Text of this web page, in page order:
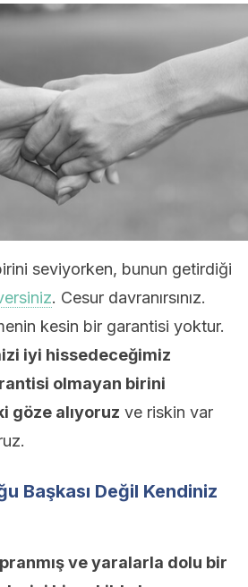
seviyorken, bunun getirdiği
. Cesur davranırsınız.
kesin bir garantisi yoktur.
iyi hissedeceğimiz
olmayan birini
göze alıyoruz ve riskin var
Başkası Değil Kendiniz
ve yaralarla dolu bir